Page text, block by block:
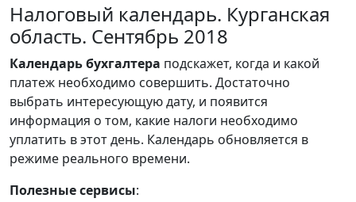
Налоговый календарь. Курганская
область. Сентябрь 2018
Календарьбухгалтера подскажет, когда и какой
платеж необходимо совершить. Достаточно
выбрать интересующую дату, и появится
информация о том, какие налоги необходимо
уплатить в этот день. Календарь обновляется в
режиме реального времени.
Полезные сервисы: